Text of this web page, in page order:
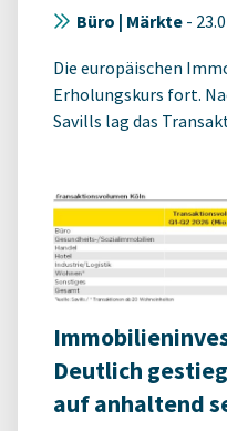
Büro | Märkte -
Die europäischen
Erholungskurs fort.
Savills lag das
Deutlich
auf anhaltend